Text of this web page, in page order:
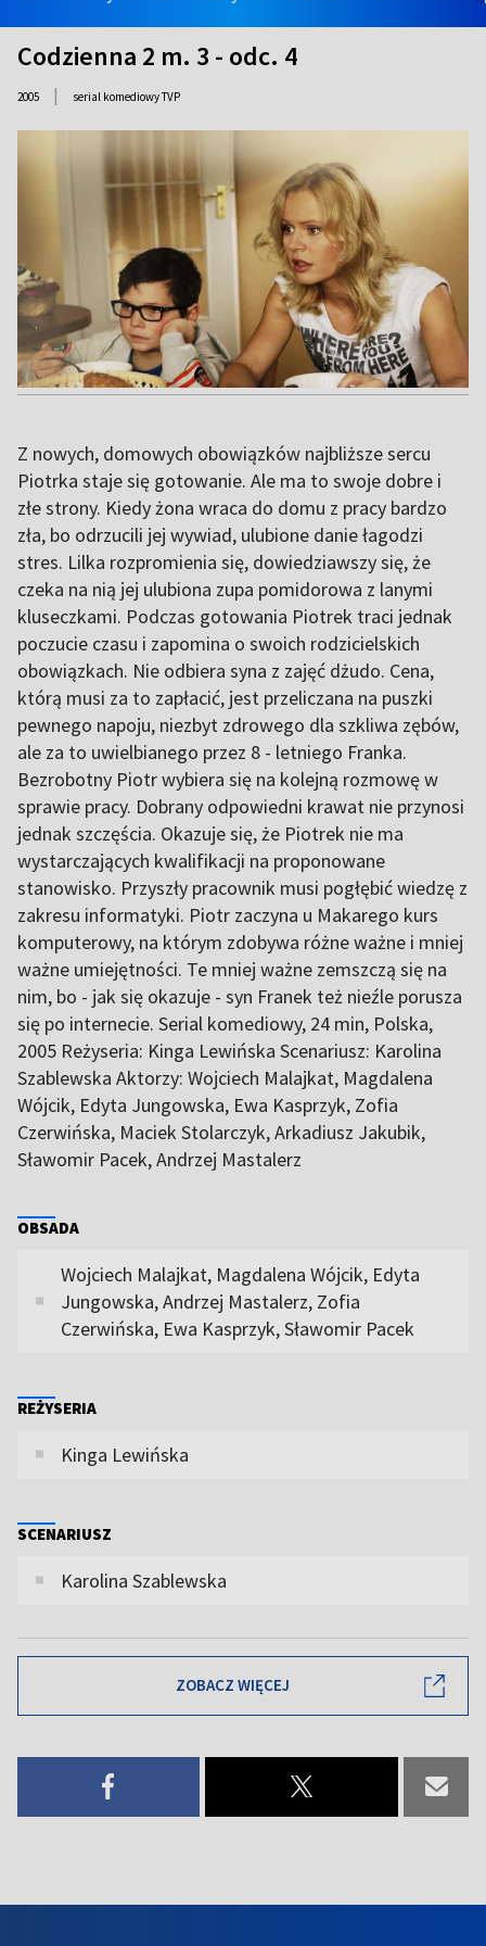
Codzienna 2 m. 3 - odc. 4
2005 | serial komediowy TVP
Z nowych, domowych obowiązków najbliższe sercu
Piotrka staje się gotowanie. Ale ma to swoje dobre i
złe strony. Kiedy żona wraca do domu z pracy bardzo
zła, bo odrzucili jej wywiad, ulubione danie łagodzi
stres. Lilka rozpromienia się, dowiedziawszy się, że
czeka na nią jej ulubiona zupa pomidorowa z lanymi
kluseczkami. Podczas gotowania Piotrek traci jednak
poczucie czasu i zapomina o swoich rodzicielskich
obowiązkach. Nie odbiera syna z zajęć dżudo. Cena,
którą musi za to zapłacić, jest przeliczana na puszki
pewnego napoju, niezbyt zdrowego dla szkliwa zębów,
ale za to uwielbianego przez 8 - letniego Franka.
Bezrobotny Piotr wybiera się na kolejną rozmowę w
sprawie pracy. Dobrany odpowiedni krawat nie przynosi
jednak szczęścia. Okazuje się, że Piotrek nie ma
wystarczających kwalifikacji na proponowane
stanowisko. Przyszły pracownik musi pogłębić wiedzę z
zakresu informatyki. Piotr zaczyna u Makarego kurs
komputerowy, na którym zdobywa różne ważne i mniej
ważne umiejętności. Te mniej ważne zemszczą się na
nim, bo - jak się okazuje - syn Franek też nieźle porusza
się po internecie. Serial komediowy, 24 min, Polska,
2005 Reżyseria: Kinga Lewińska Scenariusz: Karolina
Szablewska Aktorzy: Wojciech Malajkat, Magdalena
Wójcik, Edyta Jungowska, Ewa Kasprzyk, Zofia
Czerwińska, Maciek Stolarczyk, Arkadiusz Jakubik,
Sławomir Pacek, Andrzej Mastalerz
OBSADA
Wojciech Malajkat, Magdalena Wójcik, Edyta
Jungowska, Andrzej Mastalerz, Zofia
Czerwińska, Ewa Kasprzyk, Sławomir Pacek
REŻYSERIA
Kinga Lewińska
SCENARIUSZ
Karolina Szablewska
ZOBACZ WIĘCEJ